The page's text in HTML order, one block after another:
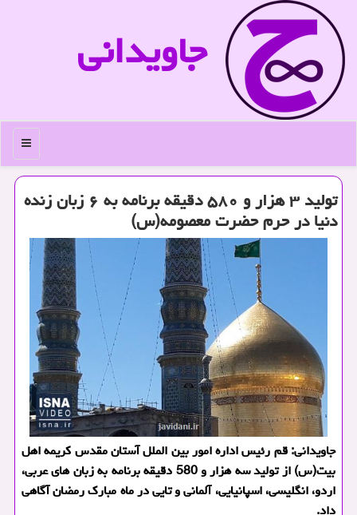
جاویدانی
منو
تولید ۳ هزار و ۵۸۰ دقیقه برنامه به ۶ زبان زنده
دنیا در حرم حضرت معصومه(س)
جاویدانی: قم رئیس اداره امور بین الملل آستان مقدس کریمه اهل
بیت(س) از تولید سه هزار و 580 دقیقه برنامه به زبان های عربی،
اردو، انگلیسی، اسپانیایی، آلمانی و تایی در ماه مبارک رمضان آگاهی